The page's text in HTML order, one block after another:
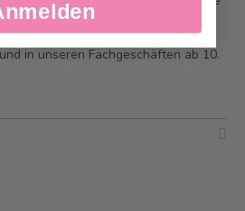
in unseren Fachgeschäften ab 10.